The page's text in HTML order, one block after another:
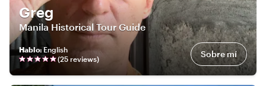
Greg
Manila Historical Tour Guide
Hablo: English
(25 reviews) Sobre mí